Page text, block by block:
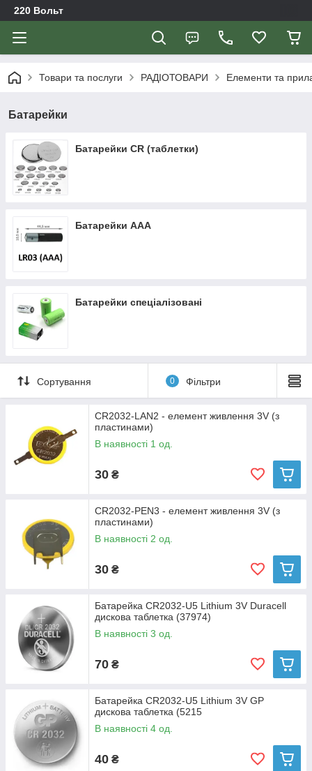
220 Вольт
Товари та послуги РАДІОТОВАРИ Елементи та
Батарейки
Батарейки CR (таблетки)
Батарейки AAA
Батарейки спеціалізовані
Сортування 0 Фільтри
CR2032-LAN2 - елемент живлення 3V (з
пластинами)
В наявності 1 од.
30 ₴
CR2032-PEN3 - елемент живлення 3V (з
пластинами)
В наявності 2 од.
30 ₴
Батарейка CR2032-U5 Lithium 3V Duracell
дискова таблетка (37974)
В наявності 3 од.
70 ₴
Батарейка CR2032-U5 Lithium 3V GP
дискова таблетка (5215
В наявності 4 од.
40 ₴